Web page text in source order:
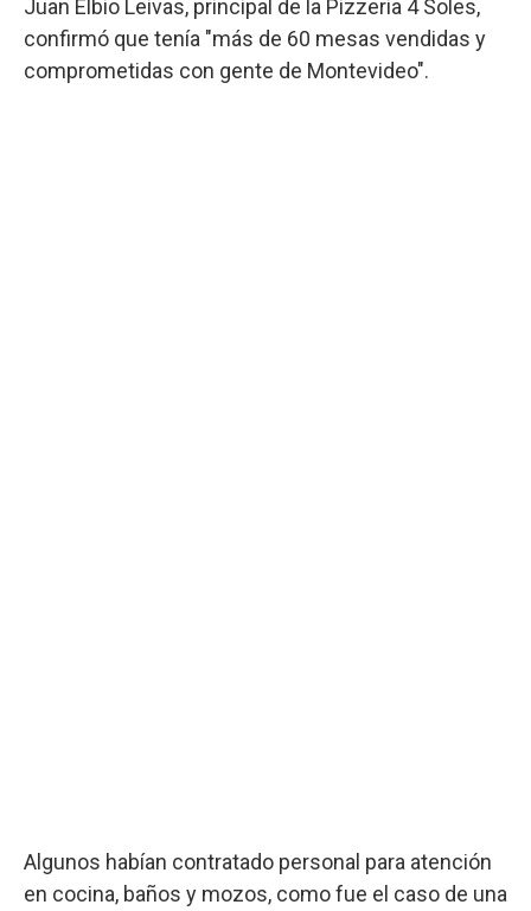
Juan Elbio Leivas, principal de la Pizzeria 4 Soles,
confirmó que tenía "más de 60 mesas vendidas y
comprometidas con gente de Montevideo".
Algunos habían contratado personal para atención
en cocina, baños y mozos, como fue el caso de una